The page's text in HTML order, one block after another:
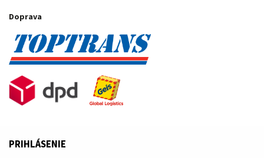
Doprava
PRIHLÁSENIE